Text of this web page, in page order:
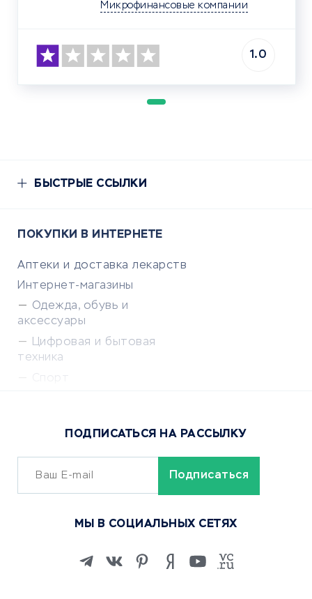
Микрофинансовые компании
1.0
БЫСТРЫЕ ССЫЛКИ
ПОКУПКИ В ИНТЕРНЕТЕ
Аптеки и доставка лекарств
Интернет-магазины
Одежда, обувь и
аксессуары
Цифровая и бытовая
техника
Сервисы доставки
ОБУЧЕНИЕ И РАБОТА
Изучение иностранных
ПОДПИСАТЬСЯ НА РАССЫЛКУ
МЫ В СОЦИАЛЬНЫХ СЕТЯХ